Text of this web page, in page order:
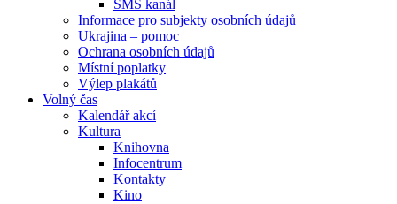
SMS kanál
Informace pro subjekty osobních údajů
Ukrajina – pomoc
Ochrana osobních údajů
Místní poplatky
Výlep plakátů
Volný čas
Kalendář akcí
Kultura
Knihovna
Infocentrum
Kontakty
Kino